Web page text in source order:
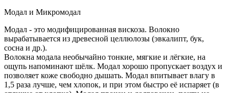
Модал и Микромодал
Модал - это модифицированная вискоза. Волокно
вырабатывается из древесной целлюлозы (эвкалипт, бук,
сосна и др.).
Волокна модала необычайно тонкие, мягкие и лёгкие, на
ощупь напоминают шёлк. Модал хорошо пропускает воздух и
позволяет коже свободно дышать. Модал впитывает влагу в
1,5 раза лучше, чем хлопок, и при этом быстро её испаряет (в